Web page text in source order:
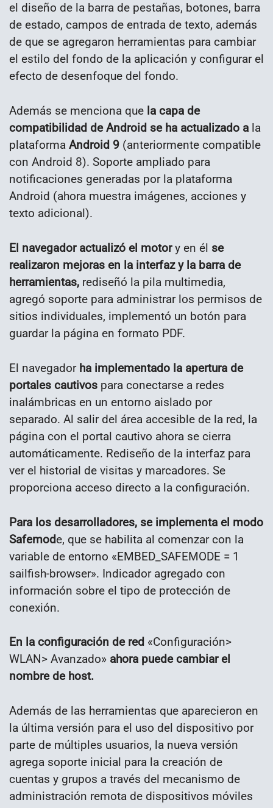
el diseño de la barra de pestañas, botones, barra
de estado, campos de entrada de texto, además
de que se agregaron herramientas para cambiar
el estilo del fondo de la aplicación y configurar el
efecto de desenfoque del fondo.
Además se menciona que la capa de
compatibilidad de Android se ha actualizado a la
plataforma Android 9 (anteriormente compatible
con Android 8). Soporte ampliado para
notificaciones generadas por la plataforma
Android (ahora muestra imágenes, acciones y
texto adicional).
El navegador actualizó el motory en él se
realizaron mejoras en la interfaz y la barra de
herramientas, rediseñó la pila multimedia,
agregó soporte para administrar los permisos de
sitios individuales, implementó un botón para
guardar la página en formato PDF.
El navegador ha implementado la apertura de
portales cautivos para conectarse a redes
inalámbricas en un entorno aislado por
separado. Al salir del área accesible de la red, la
página con el portal cautivo ahora se cierra
automáticamente. Rediseño de la interfaz para
ver el historial de visitas y marcadores. Se
proporciona acceso directo a la configuración.
Para los desarrolladores, se implementa el modo
Safemode, que se habilita al comenzar con la
variable de entorno «EMBED_SAFEMODE = 1
sailfish-browser». Indicador agregado con
información sobre el tipo de protección de
conexión.
En la configuración de red «Configuración>
WLAN> Avanzado» ahora puede cambiar el
nombre de host.
Además de las herramientas que aparecieron en
la última versión para el uso del dispositivo por
parte de múltiples usuarios, la nueva versión
agrega soporte inicial para la creación de
cuentas y grupos a través del mecanismo de
administración remota de dispositivos móviles